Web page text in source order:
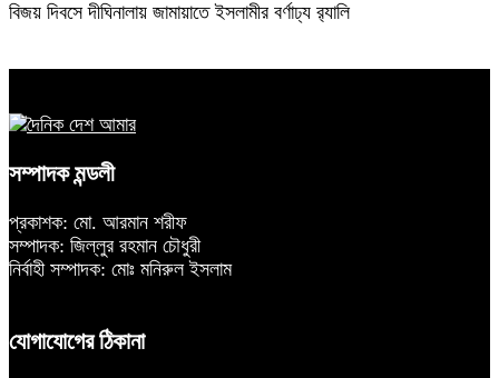
বিজয় দিবসে দীঘিনালায় জামায়াতে ইসলামীর বর্ণাঢ্য র‍্যালি
সম্পাদক মন্ডলী
প্রকাশক: মো. আরমান শরীফ
সম্পাদক: জিল্লুর রহমান চৌধুরী
নির্বাহী সম্পাদক: মোঃ মনিরুল ইসলাম
যোগাযোগের ঠিকানা